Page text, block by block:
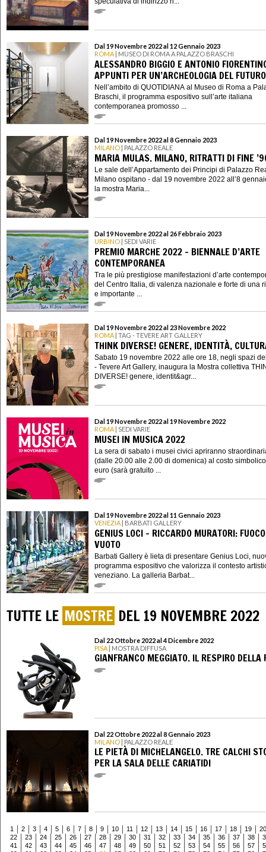
Dal 19 Novembre 2022 al 12 Gennaio 2023
ROMA | MUSEO DI ROMA A PALAZZO BRASCHI
ALESSANDRO BIGGIO E ANTONIO
APPUNTI PER UN’ARCHEOLOGIA DEL FUTURO
Nell’ambito di QUOTIDIANA al Museo di Roma a
Braschi, il programma espositivo sull’arte italiana
contemporanea promosso ...
Dal 19 Novembre 2022 al 8 Gennaio 2023
MILANO | PALAZZO REALE
MARIA MULAS. MILANO, RITRATTI DI FINE
Le sale dell’Appartamento dei Principi di Palazzo
Milano ospitano - dal 19 novembre 2022 all’8
la mostra Maria...
Dal 19 Novembre 2022 al 26 Febbraio 2023
URBINO | SEDI VARIE
PREMIO MARCHE 2022 - BIENNALE D’ARTE
CONTEMPORANEA
Tra le più prestigiose manifestazioni d’arte
del Centro Italia, di valenza nazionale e forte di una
e importante ...
Dal 19 Novembre 2022 al 23 Novembre 2022
ROMA | TAG - TEVERE ART GALLERY
THINK DIVERSE! GENERE, IDENTITÀ,
Sabato 19 novembre 2022 alle ore 18, negli spazi
- Tevere Art Gallery, inaugura la Mostra collettiva
DIVERSE! genere, identit&agr...
Dal 19 Novembre 2022 al 19 Novembre 2022
ROMA | SEDI VARIE
MUSEI IN MUSICA 2022
La sera di sabato i musei civici apriranno
(dalle 20.00 alle 2.00 di domenica) al costo
euro (sarà gratuito ...
Dal 19 Novembre 2022 al 11 Gennaio 2023
VENEZIA | BARBATI GALLERY
GENIUS LOCI - RICCARDO MURATORI:
VUOTO
Barbati Gallery è lieta di presentare Genius Loci,
programma espositivo che valorizza il contesto
veneziano. La galleria Barbat...
TUTTE LE MOSTRE DEL 19 NOVEMBRE 2022
Dal 22 Ottobre 2022 al 4 Dicembre 2022
PISA | MOSTRA DIFFUSA
GIANFRANCO MEGGIATO. IL RESPIRO DELLA
Dal 22 Ottobre 2022 al 8 Gennaio 2023
MILANO | PALAZZO REALE
LE PIETÀ DI MICHELANGELO. TRE CALCHI
PER LA SALA DELLE CARIATIDI
1 2 3 4 5 6 7 8 9 10 11 12 13 14 15 16 17 18 19
20
22
23 24 25 26 27 28 29 30 31 32 33 34 35 36 37 38
41
42 43 44 45 46 47 48 49 50 51 52 53 54 55 56 57